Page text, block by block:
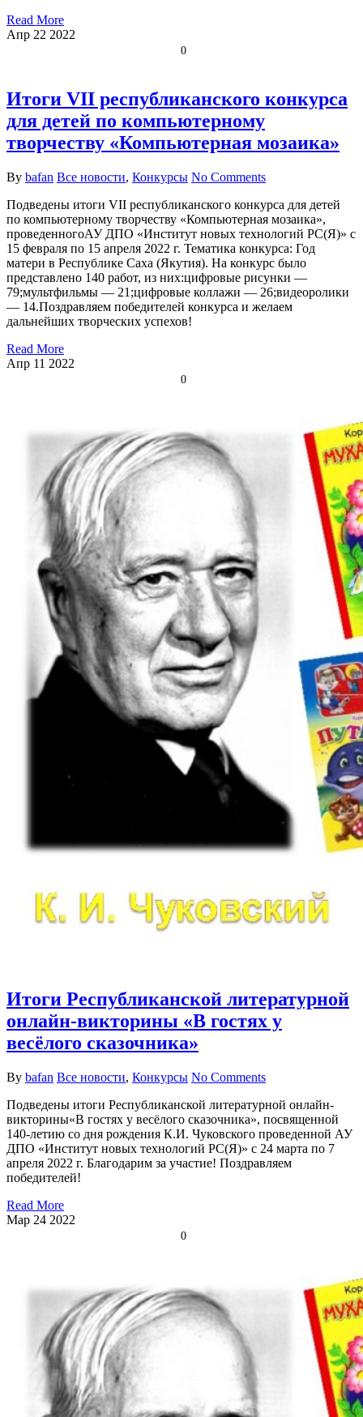
Read More
Апр 22 2022
0
Итоги VII республиканского конкурса
для детей по компьютерному
творчеству «Компьютерная мозаика»
By bafan Все новости, Конкурсы No Comments
Подведены итоги VII республиканского конкурса для детей
по компьютерному творчеству «Компьютерная мозаика»,
проведенногоАУ ДПО «Институт новых технологий РС(Я)» с
15 февраля по 15 апреля 2022 г. Тематика конкурса: Год
матери в Республике Саха (Якутия). На конкурс было
представлено 140 работ, из них:цифровые рисунки —
79;мультфильмы — 21;цифровые коллажи — 26;видеоролики
— 14.Поздравляем победителей конкурса и желаем
дальнейших творческих успехов!
Read More
Апр 11 2022
0
Итоги Республиканской литературной
онлайн-викторины «В гостях у
весёлого сказочника»
By bafan Все новости, Конкурсы No Comments
Подведены итоги Республиканской литературной онлайн-
викторины«В гостях у весёлого сказочника», посвященной
140-летию со дня рождения К.И. Чуковского проведенной АУ
ДПО «Институт новых технологий РС(Я)» с 24 марта по 7
апреля 2022 г. Благодарим за участие! Поздравляем
победителей!
Read More
Мар 24 2022
0